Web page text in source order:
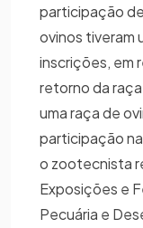
participação
ovinos tiveram
inscrições, em
retorno da
uma raça de
participação
o zootecnista
Exposições e
Pecuária e